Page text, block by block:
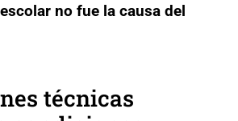
no fue la causa del
técnicas